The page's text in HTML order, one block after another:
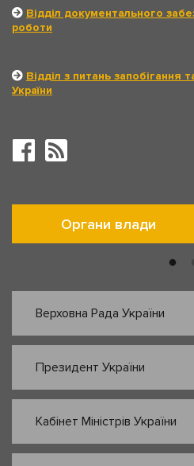
Відділ документального
роботи
Відділ з питань запобігання
України
Органи влади
Верховна Рада України
Президент України
Кабінет Міністрів України